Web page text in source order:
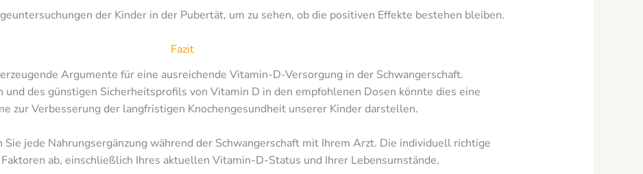
der Kinder in der Pubertät, um zu sehen, ob die positiven Effekte bestehen bleiben.
Fazit
Argumente für eine ausreichende Vitamin-D-Versorgung in der Schwangerschaft.
des günstigen Sicherheitsprofils von Vitamin D in den empfohlenen Dosen könnte dies eine
zur Verbesserung der langfristigen Knochengesundheit unserer Kinder darstellen.
Sie jede Nahrungsergänzung während der Schwangerschaft mit Ihrem Arzt. Die individuell richtige
ab, einschließlich Ihres aktuellen Vitamin-D-Status und Ihrer Lebensumstände.